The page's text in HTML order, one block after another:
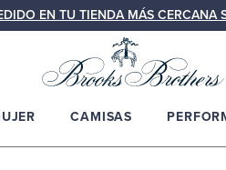
EN TU TIENDA MÁS CERCANA
CAMISAS